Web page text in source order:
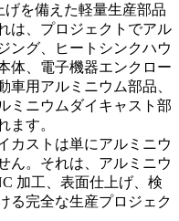
げを備えた軽量生産部品
は、プロジェクトでアル
ング、ヒートシンクハウ
体、電子機器エンクロー
車用アルミニウム部品、
ミニウムダイキャスト部
ます。
カストは単にアルミニウ
ん。それは、アルミニウ
加工、表面仕上げ、検
る完全な生産プロジェク